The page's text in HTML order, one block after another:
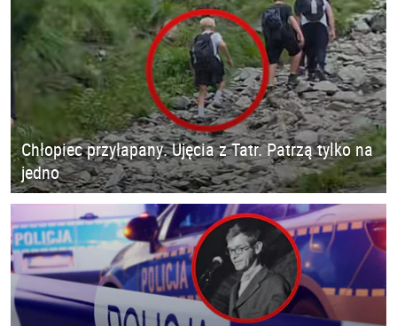
Chłopiec przyłapany. Ujęcia z Tatr. Patrzą tylko na
jedno